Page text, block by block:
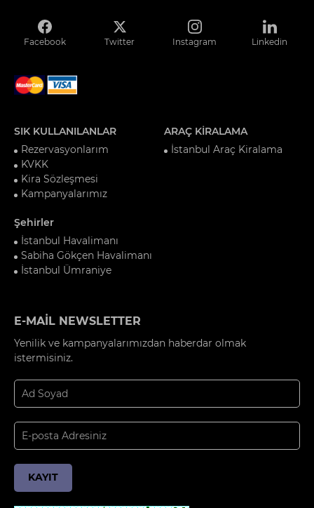
Facebook Twitter Instagram Linkedin
SIK KULLANILANLAR
Rezervasyonlarım
KVKK
Kira Sözleşmesi
Kampanyalarımız
ARAÇ KİRALAMA
İstanbul Araç Kiralama
Şehirler
İstanbul Havalimanı
Sabiha Gökçen Havalimanı
İstanbul Ümraniye
E-MAİL NEWSLETTER
Yenilik ve kampanyalarımızdan haberdar olmak
istermisiniz.
KAYIT